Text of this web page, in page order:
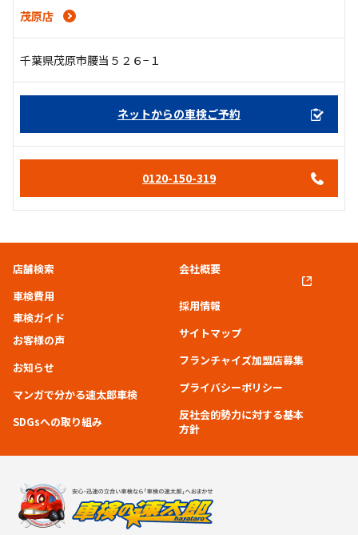
茂原店
千葉県茂原市腰当５２６−１
ネットからの車検ご予約
0120-150-319
店舗検索
車検費用
車検ガイド
お客様の声
お知らせ
マンガで分かる速太郎車検
SDGsへの取り組み
会社概要
採用情報
サイトマップ
フランチャイズ加盟店募集
プライバシーポリシー
反社会的勢力に対する基本
方針